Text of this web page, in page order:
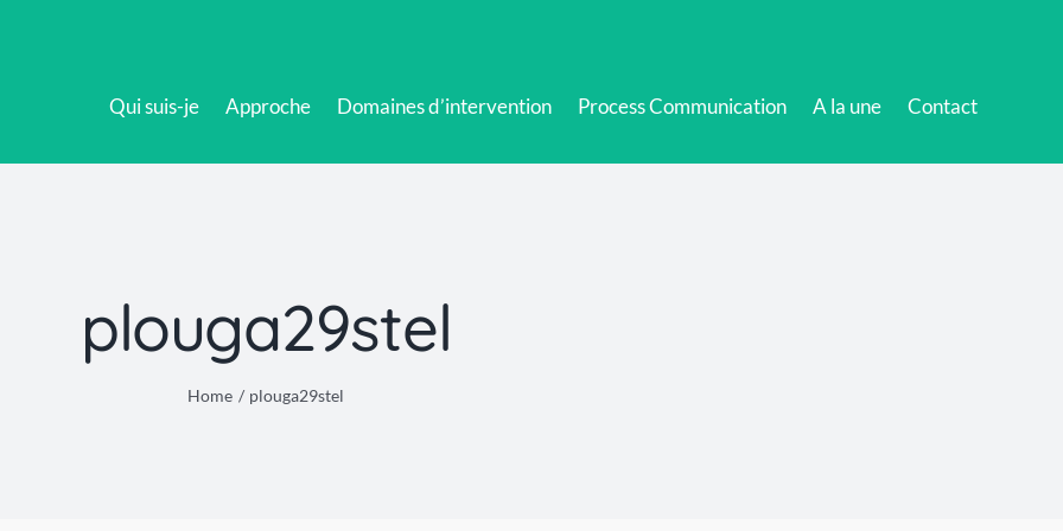
Qui suis-je Approche Domaines d’intervention Process Communication A la une Contact
plouga29stel
Home plouga29stel